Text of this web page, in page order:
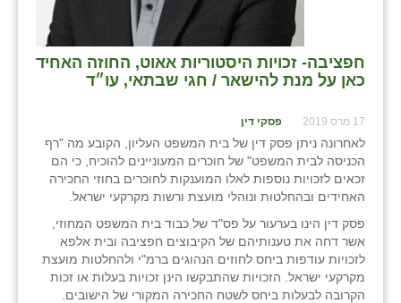
חפציבה- זכויות היסטוריות אאוט, החוזה האחיד
כאן על מנת להישאר / חגי שבתאי, עו״ד
17 מרס 2019 פסקי דין
לאחרונה ניתן פסק דין של בית המשפט העליון, הקובע מה "רף
הכניסה לבית המשפט" של חוכרים המעוניינים להוכיח, כי הם
זכאים לזכויות נוספות לאלו המוענקות לחוכרים בחוזי החכירה
האחידים ובהחלטות ונוהלי מועצת ורשות מקרקעי ישראל.
פסק דין הינו בערעור על פס"ד של כבוד בית המשפט המחוזי,
אשר דחה את טענותיהם של הקיבוצים חפציבה ובית אלפא
לזכויות עודפות ביחס לחוזים הנהוגים ברמ"י ולהחלטות מועצת
מקרקעי ישראל. הזכויות שהתבקשו הינן זכויות בעלות או זכות
הקרובה לבעלות ביחס לשטח החכירה המקורי של הישובים.